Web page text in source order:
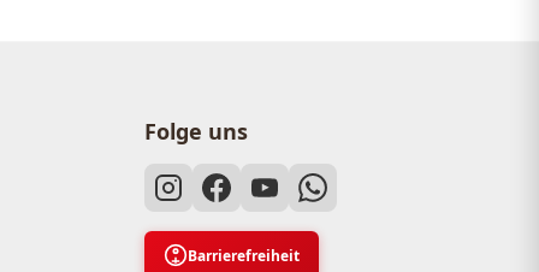
Folge uns
Barrierefreiheit